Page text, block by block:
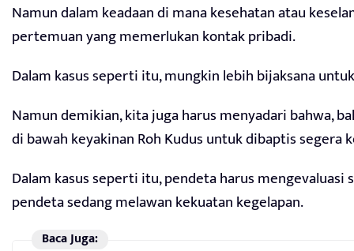
Namun dalam keadaan di mana kesehatan atau
pertemuan yang memerlukan kontak pribadi.
Dalam kasus seperti itu, mungkin lebih bijaksana
Namun demikian, kita juga harus menyadari bahwa,
di bawah keyakinan Roh Kudus untuk dibaptis
Dalam kasus seperti itu, pendeta harus
pendeta sedang melawan kekuatan kegelapan.
Baca Juga: